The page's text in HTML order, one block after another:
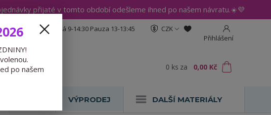
přijaté v tomto období odešleme ihned po našem návratu.☀️💜
CZK
Přihlášení
913 Po-Čt 9-15:30 Pá 9-14:30 Pauza 13-13:45
0 ks za 0,00 Kč
VÝPRODEJ DALŠÍ MATERIÁLY
po našem